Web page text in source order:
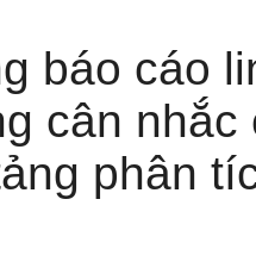
báo cáo
cân
phân